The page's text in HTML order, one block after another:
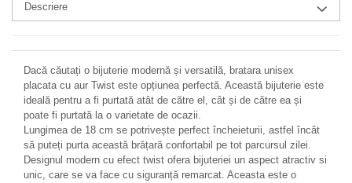
Descriere
Dacă căutați o bijuterie modernă și versatilă, bratara unisex
placata cu aur Twist este opțiunea perfectă. Această bijuterie este
ideală pentru a fi purtată atât de către el, cât și de către ea și
poate fi purtată la o varietate de ocazii.
Lungimea de 18 cm se potrivește perfect încheieturii, astfel încât
să puteți purta această brățară confortabil pe tot parcursul zilei.
Designul modern cu efect twist ofera bijuteriei un aspect atractiv si
unic, care se va face cu siguranță remarcat. Aceasta este o